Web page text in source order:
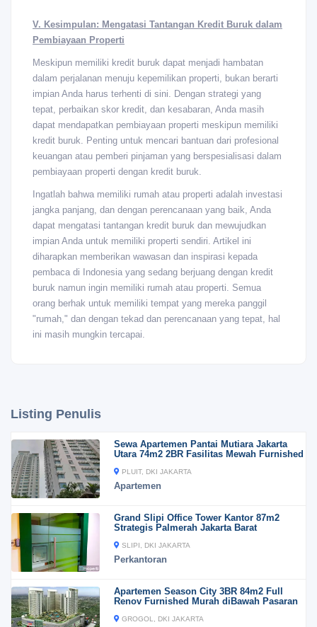
V. Kesimpulan: Mengatasi Tantangan Kredit Buruk dalam
Pembiayaan Properti
Meskipun memiliki kredit buruk dapat menjadi hambatan
dalam perjalanan menuju kepemilikan properti, bukan berarti
impian Anda harus terhenti di sini. Dengan strategi yang
tepat, perbaikan skor kredit, dan kesabaran, Anda masih
dapat mendapatkan pembiayaan properti meskipun memiliki
kredit buruk. Penting untuk mencari bantuan dari profesional
keuangan atau pemberi pinjaman yang berspesialisasi dalam
pembiayaan properti dengan kredit buruk.
Ingatlah bahwa memiliki rumah atau properti adalah investasi
jangka panjang, dan dengan perencanaan yang baik, Anda
dapat mengatasi tantangan kredit buruk dan mewujudkan
impian Anda untuk memiliki properti sendiri. Artikel ini
diharapkan memberikan wawasan dan inspirasi kepada
pembaca di Indonesia yang sedang berjuang dengan kredit
buruk namun ingin memiliki rumah atau properti. Semua
orang berhak untuk memiliki tempat yang mereka panggil
"rumah," dan dengan tekad dan perencanaan yang tepat, hal
ini masih mungkin tercapai.
Listing Penulis
Sewa Apartemen Pantai Mutiara Jakarta
Utara 74m2 2BR Fasilitas Mewah Furnished
PLUIT, DKI JAKARTA
Apartemen
Grand Slipi Office Tower Kantor 87m2
Strategis Palmerah Jakarta Barat
SLIPI, DKI JAKARTA
Perkantoran
Apartemen Season City 3BR 84m2 Full
Renov Furnished Murah diBawah Pasaran
GROGOL, DKI JAKARTA